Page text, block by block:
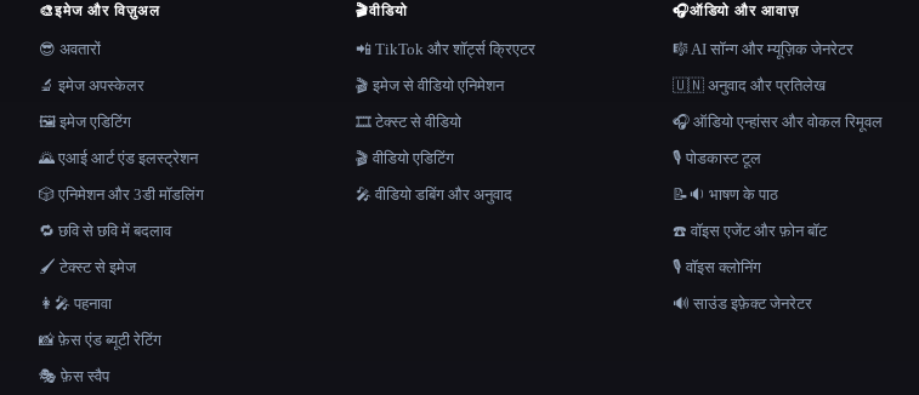
🎨इमेज और विज़ुअल
😎 अवतारों
🔬 इमेज अपस्केलर
🖼️ इमेज एडिटिंग
🌄 एआई आर्ट एंड इलस्ट्रेशन
🎲 एनिमेशन और 3डी मॉडलिंग
🔁 छवि से छवि में बदलाव
🖌️ टेक्स्ट से इमेज
👩‍🎤 पहनावा
📸 फ़ेस एंड ब्यूटी रेटिंग
🎭 फ़ेस स्वैप
🎬वीडियो
📲 TikTok और शॉर्ट्स क्रिएटर
🎬 इमेज से वीडियो एनिमेशन
🎞️ टेक्स्ट से वीडियो
🎬 वीडियो एडिटिंग
🎤 वीडियो डबिंग और अनुवाद
🎧ऑडियो और आवाज़
🎼 AI सॉन्ग और म्यूज़िक जेनरेटर
🇺🇳 अनुवाद और प्रतिलेख
🎧 ऑडियो एन्हांसर और वोकल रिमूवल
🎙️ पोडकास्ट टूल
📝🔉 भाषण के पाठ
☎️ वॉइस एजेंट और फ़ोन बॉट
🎙️ वॉइस क्लोनिंग
🔊 साउंड इफ़ेक्ट जेनरेटर